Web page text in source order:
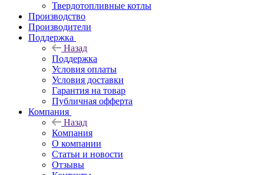
Твердотопливные котлы
Производство
Производители
Поддержка
Назад
Поддержка
Условия оплаты
Условия доставки
Гарантия на товар
Публичная офферта
Компания
Назад
Компания
О компании
Статьи и новости
Отзывы